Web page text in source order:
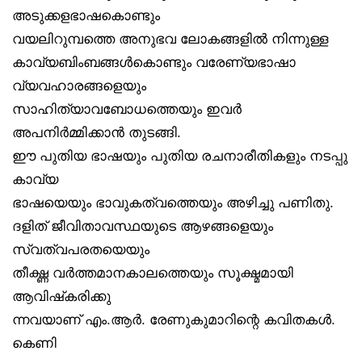
അടുക്കളഭാഷകൊണ്ടും
വയലിറുമ്പത്തെ അനുഭവ ലോകങ്ങളിൽ നിന്നുള്ള
കാവ്യബിംബങ്ങൾകൊണ്ടും വരേണ്യഭാഷാ
വ്യവഹാരങ്ങളെയും
സാഹിത്യാവബോധത്തെയും ഇവർ
അപനിർമ്മിക്കാൻ തുടങ്ങി.
ഈ പുതിയ ഭാഷയും പുതിയ രചനാരീതികളും നടപ്പു
കാവ്യ
ഭാഷയെയും ഭാവുകത്വത്തെയും അഴിച്ചു പണിതു.
ദളിത് ജീവിതാവസ്ഥയുടെ ആഴങ്ങളെയും
സ്വത്വപരതയെയും
തീക്ഷ്ണ വർത്തമാനകാലത്തെയും സൂക്ഷ്മമായി
ആവിഷ്‌കരിക്കു
ന്നവയാണ് എം.ആർ. രേണുകുമാറിന്റെ കവിതകൾ.
കെണി